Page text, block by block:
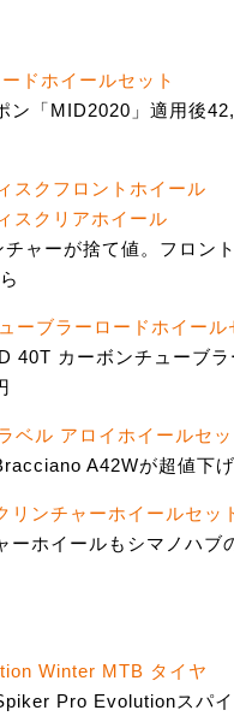
ドホイールセット
ン「MID2020」適用後
スクフロントホイール
スクリアホイール
ャーが捨て値。フロン
ーブラーロードホイール
40T カーボンチューブ
ベル アロイホイールセッ
A42Wが超値下
ンチャーホイールセッ
ホイールもシマノハブ
Winter MTB タイヤ
Pro Evolutionスパ